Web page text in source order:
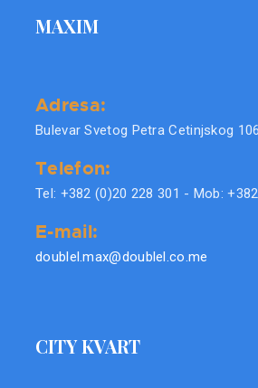
MAXIM
Adresa:
Bulevar Svetog Petra Cetinjskog
Telefon:
Tel: +382 (0)20 228 301 - Mob:
E-mail:
doublel.max@doublel.co.me
CITY KVART